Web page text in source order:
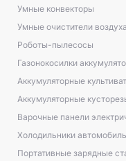
Умные конвекторы
Умные очистители воздуха
Роботы-пылесосы
Газонокосилки
Аккумуляторные
Аккумуляторные
Варочные панели
Холодильники
Портативные зарядные